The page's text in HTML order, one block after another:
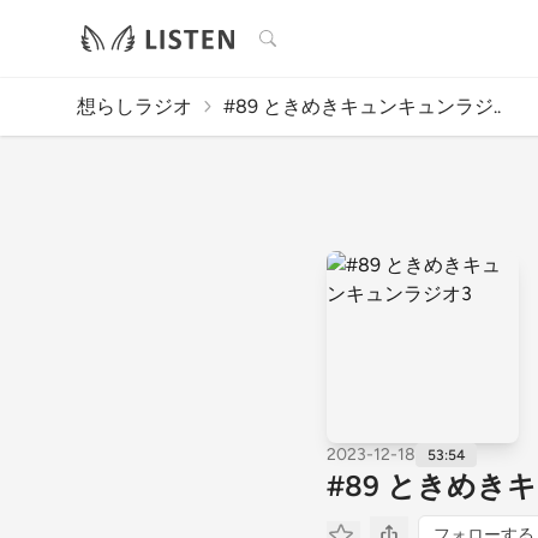
検索
想らしラジオ #89 ときめきキュンキュンラジ..
2023-12-18 53:54
#89 ときめき